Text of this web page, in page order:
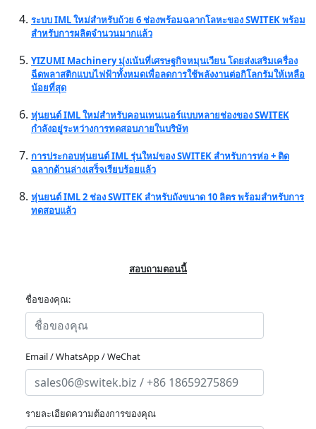
ระบบ IML ใหม่สำหรับถ้วย 6 ช่องพร้อมฉลากโลหะของ SWITEK พร้อม
สำหรับการผลิตจำนวนมากแล้ว
YIZUMI Machinery มุ่งเน้นที่เศรษฐกิจหมุนเวียน โดยส่งเสริมเครื่อง
ฉีดพลาสติกแบบไฟฟ้าทั้งหมดเพื่อลดการใช้พลังงานต่อกิโลกรัมให้เหลือ
น้อยที่สุด
หุ่นยนต์ IML ใหม่สำหรับคอนเทนเนอร์แบบหลายช่องของ SWITEK
กำลังอยู่ระหว่างการทดสอบภายในบริษัท
การประกอบหุ่นยนต์ IML รุ่นใหม่ของ SWITEK สำหรับการห่อ + ติด
ฉลากด้านล่างเสร็จเรียบร้อยแล้ว
หุ่นยนต์ IML 2 ช่อง SWITEK สำหรับถังขนาด 10 ลิตร พร้อมสำหรับการ
ทดสอบแล้ว
สอบถามตอนนี้
ชื่อของคุณ:
Email / WhatsApp / WeChat
รายละเอียดความต้องการของคุณ